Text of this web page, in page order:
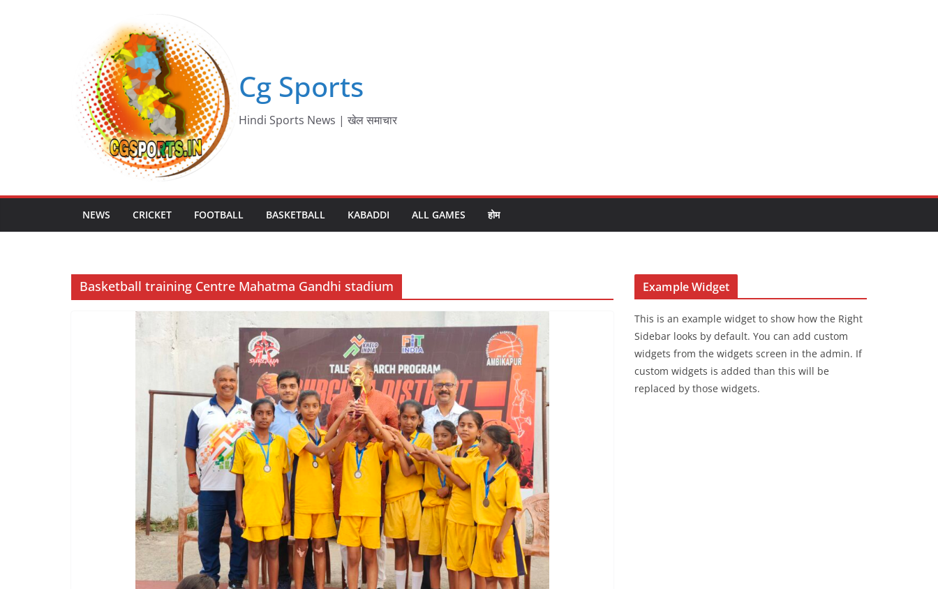
Cg Sports
Hindi Sports News | खेल समाचार
NEWS CRICKET FOOTBALL BASKETBALL KABADDI ALL GAMES होम
Basketball training Centre Mahatma Gandhi stadium Example Widget
This is an example widget to show how the Right
Sidebar looks by default. You can add custom
widgets from the widgets screen in the admin. If
custom widgets is added than this will be
replaced by those widgets.